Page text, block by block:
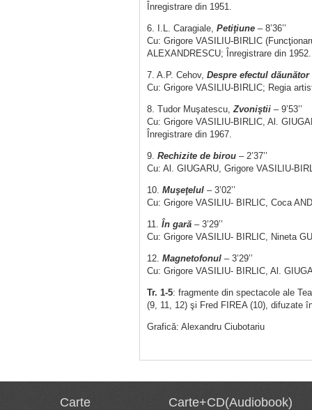
Înregistrare din 1951.
6. I.L. Caragiale, Petiţiune – 8’36’’
Cu: Grigore VASILIU-BIRLIC
ALEXANDRESCU; Înregistrare din 1952.
7. A.P. Cehov, Despre efectul
Cu: Grigore VASILIU-BIRLIC; Regia
8. Tudor Muşatescu,Zvoniştii – 9’53’’
Cu: Grigore VASILIU-BIRLIC, Al.
Înregistrare din 1967.
9. Rechizite de birou – 2’37’’
Cu: Al. GIUGARU, Grigore VASILIU-
10. Muşeţelul – 3’02’’
Cu: Grigore VASILIU- BIRLIC, Coca
11. În gară – 3’29’’
Cu: Grigore VASILIU- BIRLIC, Nineta
12. Magnetofonul – 3’29’’
Cu: Grigore VASILIU- BIRLIC, Al.
Tr. 1-5: fragmente din spectacole ale
(9, 11, 12) şi Fred FIREA (10), difuzate
Grafică: Alexandru Ciubotariu
Carte Carte+CD(Audiobook)